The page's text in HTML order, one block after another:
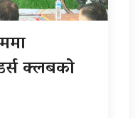
क्लबको